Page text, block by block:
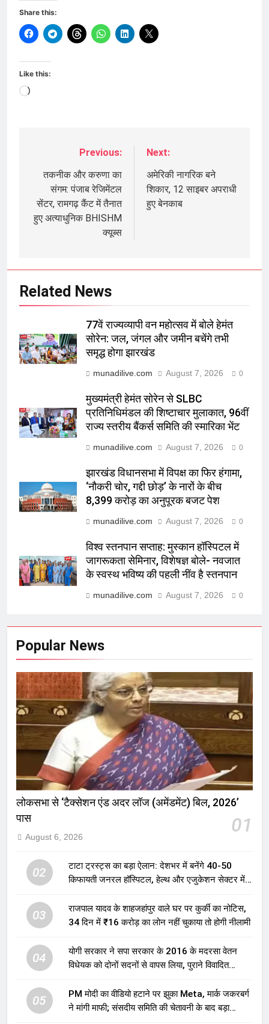
Share this:
Like this:
Loading…
navigation
Previous:
तकनीक और करुणा का
संगम: पंजाब रेजिमेंटल
सेंटर, रामगढ़ कैंट में तैनात
हुए अत्याधुनिक BHISHM
क्यूब्स
Next:
अमेरिकी नागरिक बने
शिकार, 12 साइबर अपराधी
हुए बेनकाब
Related News
77वें राज्यव्यापी वन महोत्सव में बोले हेमंत
सोरेन: जल, जंगल और जमीन बचेंगे तभी
समृद्ध होगा झारखंड
munadilive.com August 7, 2026 0
मुख्यमंत्री हेमंत सोरेन से SLBC
प्रतिनिधिमंडल की शिष्टाचार मुलाकात, 96वीं
राज्य स्तरीय बैंकर्स समिति की स्मारिका भेंट
munadilive.com August 7, 2026 0
झारखंड विधानसभा में विपक्ष का फिर हंगामा,
‘नौकरी चोर, गद्दी छोड़’ के नारों के बीच
8,399 करोड़ का अनुपूरक बजट पेश
munadilive.com August 7, 2026 0
विश्व स्तनपान सप्ताह: मुस्कान हॉस्पिटल में
जागरूकता सेमिनार, विशेषज्ञ बोले- नवजात
के स्वस्थ भविष्य की पहली नींव है स्तनपान
munadilive.com August 7, 2026 0
Popular News
लोकसभा से ‘टैक्सेशन एंड अदर लॉज (अमेंडमेंट) बिल, 2026’
पास
01
August 6, 2026
02
टाटा ट्रस्ट्स का बड़ा ऐलान: देशभर में बनेंगे 40-50
किफायती जनरल हॉस्पिटल, हेल्थ और एजुकेशन सेक्टर में
03
राजपाल यादव के शाहजहांपुर वाले घर पर कुर्की का नोटिस,
34 दिन में ₹16 करोड़ का लोन नहीं चुकाया तो होगी नीलामी
04
योगी सरकार ने सपा सरकार के 2016 के मदरसा वेतन
विधेयक को दोनों सदनों से वापस लिया, पुराने विवादित
05
PM मोदी का वीडियो हटाने पर झुका Meta, मार्क जकरबर्ग
ने मांगी माफी; संसदीय समिति की चेतावनी के बाद बड़ा